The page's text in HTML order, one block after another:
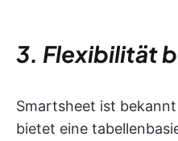
3. Flexibilität
Smartsheet ist
bietet eine